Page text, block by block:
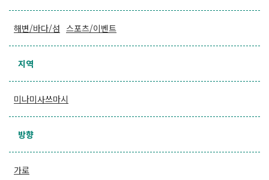
해변/바다/섬 스포츠/이벤트
지역
미나미사쓰마시
방향
가로